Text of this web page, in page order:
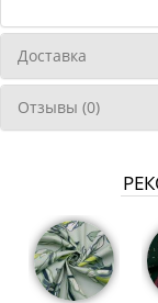
Доставка
Отзывы (0)